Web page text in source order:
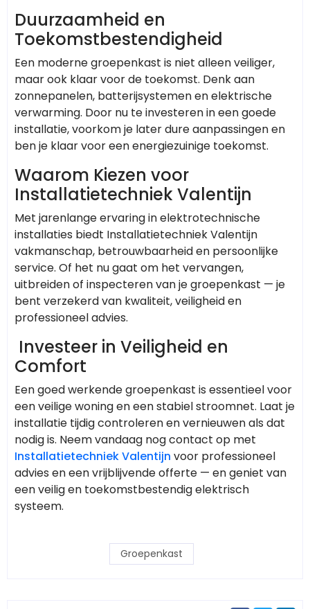
Duurzaamheid en
Toekomstbestendigheid
Een moderne groepenkast is niet alleen veiliger,
maar ook klaar voor de toekomst. Denk aan
zonnepanelen, batterijsystemen en elektrische
verwarming. Door nu te investeren in een goede
installatie, voorkom je later dure aanpassingen en
ben je klaar voor een energiezuinige toekomst.
Waarom Kiezen voor
Installatietechniek Valentijn
Met jarenlange ervaring in elektrotechnische
installaties biedt Installatietechniek Valentijn
vakmanschap, betrouwbaarheid en persoonlijke
service. Of het nu gaat om het vervangen,
uitbreiden of inspecteren van je groepenkast — je
bent verzekerd van kwaliteit, veiligheid en
professioneel advies.
Investeer in Veiligheid en
Comfort
Een goed werkende groepenkast is essentieel voor
een veilige woning en een stabiel stroomnet. Laat je
installatie tijdig controleren en vernieuwen als dat
nodig is. Neem vandaag nog contact op met
Installatietechniek Valentijn voor professioneel
advies en een vrijblijvende offerte — en geniet van
een veilig en toekomstbestendig elektrisch
systeem.
Groepenkast